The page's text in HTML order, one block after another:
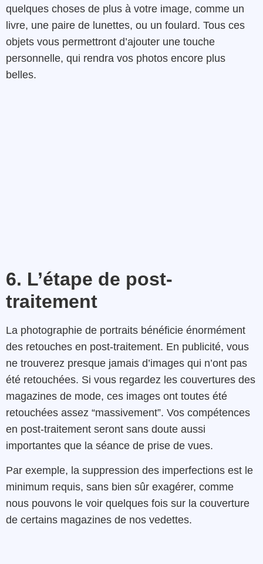
quelques choses de plus à votre image, comme un
livre, une paire de lunettes, ou un foulard. Tous ces
objets vous permettront d’ajouter une touche
personnelle, qui rendra vos photos encore plus
belles.
6. L’étape de post-
traitement
La photographie de portraits bénéficie énormément
des retouches en post-traitement. En publicité, vous
ne trouverez presque jamais d’images qui n’ont pas
été retouchées. Si vous regardez les couvertures des
magazines de mode, ces images ont toutes été
retouchées assez “massivement”. Vos compétences
en post-traitement seront sans doute aussi
importantes que la séance de prise de vues.
Par exemple, la suppression des imperfections est le
minimum requis, sans bien sûr exagérer, comme
nous pouvons le voir quelques fois sur la couverture
de certains magazines de nos vedettes.